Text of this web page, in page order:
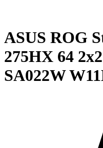
ASUS ROG
275HX 64
SA022W